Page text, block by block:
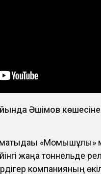
Әшімов
«Момышұлы»
жаңа тоннельде
компанияның